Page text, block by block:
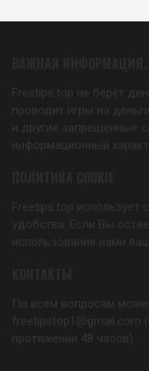
Freetips.top не берет
проводит игры на
и другие запрещенные
информационный
Freetips.top
удобства. Если Вы
использование нами
По всем вопросам
freetipstop1@gmail.com
протяжении 48 часов).